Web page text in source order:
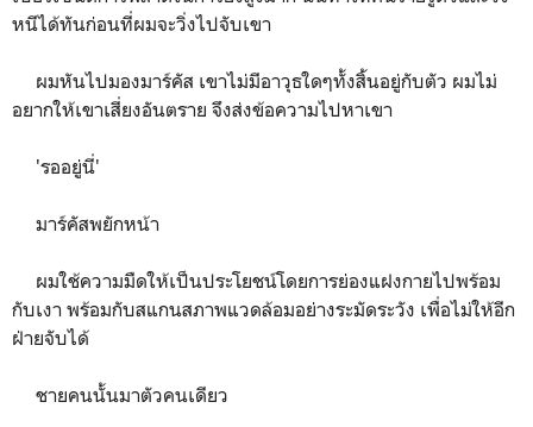
หนีได้ทันก่อนที่ผมจะวิ่งไปจับเขา
ผมหันไปมองมาร์คัส เขาไม่มีอาวุธใดๆทั้งสิ้นอยู่กับตัว ผมไม่
อยากให้เขาเสี่ยงอันตราย จึงส่งข้อความไปหาเขา
'รออยู่นี่'
มาร์คัสพยักหน้า
ผมใช้ความมืดให้เป็นประโยชน์โดยการย่องแฝงกายไปพร้อม
กับเงา พร้อมกับสแกนสภาพแวดล้อมอย่างระมัดระวัง เพื่อไม่ให้อีก
ฝ่ายจับได้
ชายคนนั้นมาตัวคนเดียว